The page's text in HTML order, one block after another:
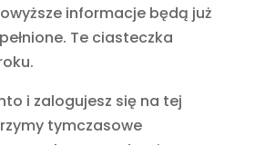
informacje będą już
Te ciasteczka
i zalogujesz się na tej
tymczasowe